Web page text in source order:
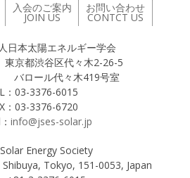
入会のご案内
JOIN US
お問い合わせ
CONTCT US
日本太陽エネルギー学会
京都渋谷区代々木2-26-5
代々木419号室
：03-3376-6015
：03-3376-6720
info@jses-solar.jp
Energy Society
Tokyo, 151-0053, Japan